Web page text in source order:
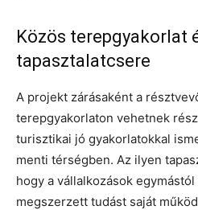
Közös terepgyakorlat
tapasztalatcsere
A projekt zárásaként a
terepgyakorlaton vehetnek
turisztikai jó gyakorlatokkal
menti térségben. Az ilyen
hogy a vállalkozások
megszerzett tudást saját